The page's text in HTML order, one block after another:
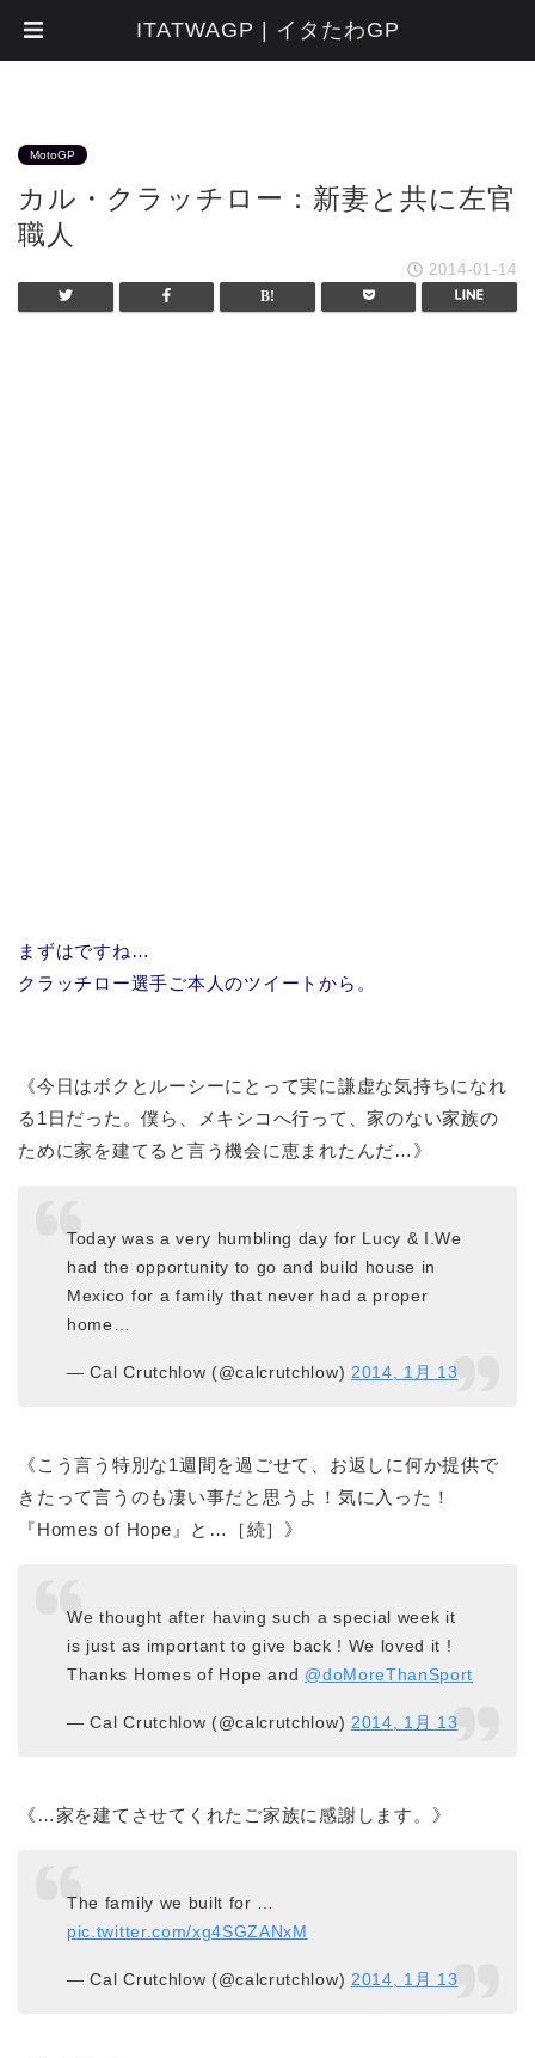
MotoGP
カル・クラッチロー：新妻と共に左官
職人
2014-01-14
まずはですね…
クラッチロー選手ご本人のツイートから。
《今日はボクとルーシーにとって実に謙虚な気持ちになれ
る1日だった。僕ら、メキシコへ行って、家のない家族の
ために家を建てると言う機会に恵まれたんだ…》
Today was a very humbling day for Lucy & I.We
had the opportunity to go and build house in
Mexico for a family that never had a proper
home…
— Cal Crutchlow (@calcrutchlow) 2014, 1月 13
《こう言う特別な1週間を過ごせて、お返しに何か提供で
きたって言うのも凄い事だと思うよ！気に入った！
『Homes of Hope』と…［続］》
We thought after having such a special week it
is just as important to give back ! We loved it !
Thanks Homes of Hope and @doMoreThanSport
— Cal Crutchlow (@calcrutchlow) 2014, 1月 13
《…家を建てさせてくれたご家族に感謝します。》
The family we built for …
pic.twitter.com/xg4SGZANxM
— Cal Crutchlow (@calcrutchlow) 2014, 1月 13
ITATWAGP | イタたわGP